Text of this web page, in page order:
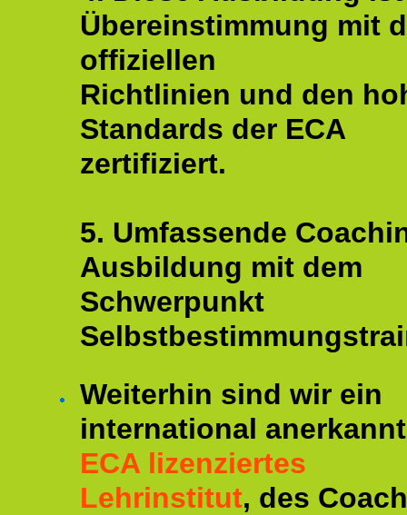
Übereinstimmung mit
offiziellen
Richtlinien und den
Standards der ECA
zertifiziert.
5. Umfassende
Ausbildung mit dem
Schwerpunkt
Weiterhin sind wir ein
international
ECA lizenziertes
Lehrinstitut, des